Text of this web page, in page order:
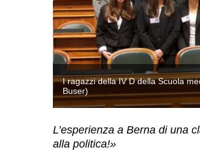
I ragazzi della IV D della Scuola
Buser)
L’esperienza a Berna di una
alla politica!»